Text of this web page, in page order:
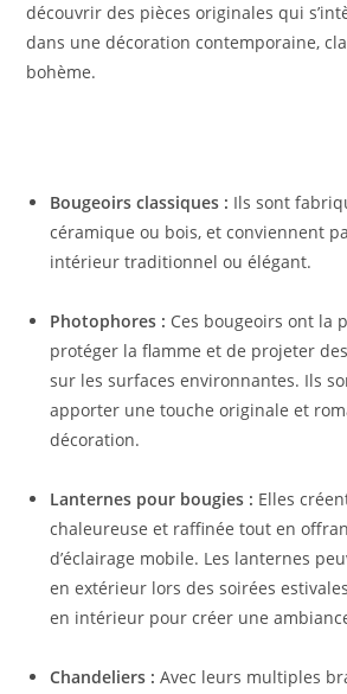
découvrir des pièces originales qui
dans une décoration contemporaine,
bohème.
Bougeoirs classiques : Ils sont
céramique ou bois, et conviennent
intérieur traditionnel ou élégant.
Photophores : Ces bougeoirs ont la
protéger la flamme et de projeter
sur les surfaces environnantes. Ils
apporter une touche originale et
décoration.
Lanternes pour bougies : Elles
chaleureuse et raffinée tout en
d’éclairage mobile. Les lanternes
en extérieur lors des soirées
en intérieur pour créer une
Chandeliers : Avec leurs multiples